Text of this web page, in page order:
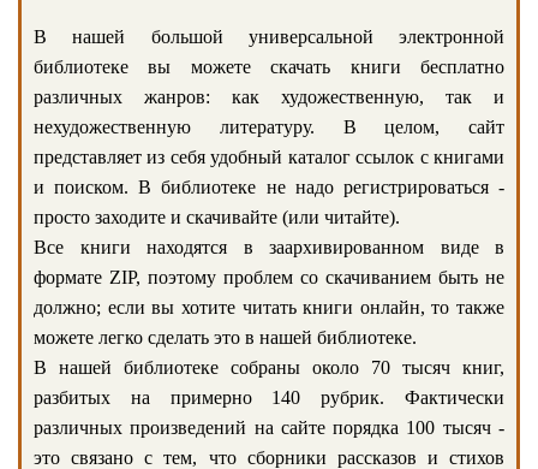
В нашей большой универсальной электронной
библиотеке вы можете скачать книги бесплатно
различных жанров: как художественную, так и
нехудожественную литературу. В целом, сайт
представляет из себя удобный каталог ссылок с книгами
и поиском. В библиотеке не надо регистрироваться -
просто заходите и скачивайте (или читайте).
Все книги находятся в заархивированном виде в
формате ZIP, поэтому проблем со скачиванием быть не
должно; если вы хотите читать книги онлайн, то также
можете легко сделать это в нашей библиотеке.
В нашей библиотеке собраны около 70 тысяч книг,
разбитых на примерно 140 рубрик. Фактически
различных произведений на сайте порядка 100 тысяч -
это связано с тем, что сборники рассказов и стихов